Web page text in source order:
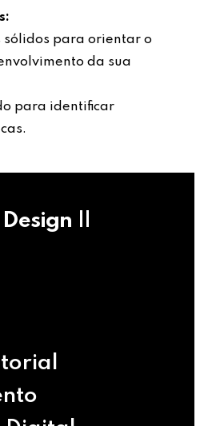
para orientar o
da sua
para identificar
||